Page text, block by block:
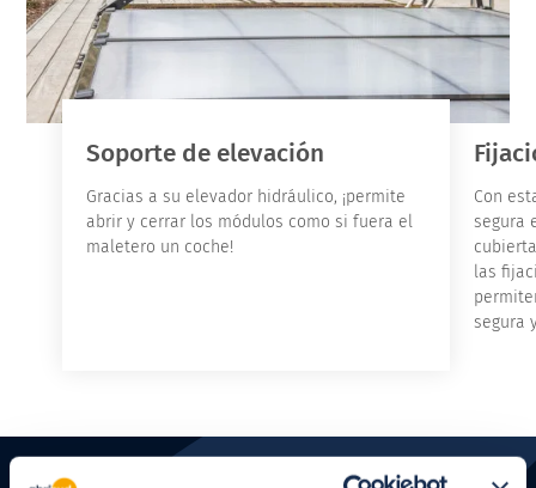
Soporte de elevación
Gracias a su elevador hidráulico, ¡permite
abrir y cerrar los módulos como si fuera el
maletero un coche!
Con
segura
las
segura